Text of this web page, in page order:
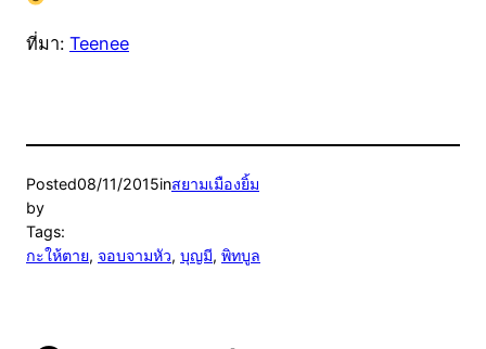
ที่มา: Teenee
Posted08/11/2015inสยามเมืองยิ้ม
by
Tags:
กะให้ตาย, จอบจามหัว, บุญมี, พิทบูล